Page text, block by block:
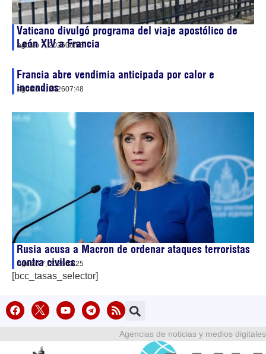
Vaticano divulgó programa del viaje apostólico de
León XIV a Francia
agosto 7, 202608:56
Francia abre vendimia anticipada por calor e
incendios
agosto 7, 202607:48
Rusia acusa a Macron de ordenar ataques terroristas
contra civiles
agosto 7, 202603:25
[bcc_tasas_selector]
Agencias de noticias y medios digitales